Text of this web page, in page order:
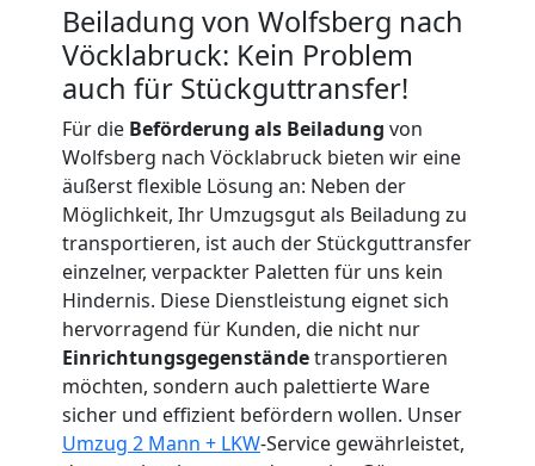
Beiladung von Wolfsberg nach
Vöcklabruck: Kein Problem
auch für Stückguttransfer!
Für die Beförderung als Beiladung von
Wolfsberg nach Vöcklabruck bieten wir eine
äußerst flexible Lösung an: Neben der
Möglichkeit, Ihr Umzugsgut als Beiladung zu
transportieren, ist auch der Stückguttransfer
einzelner, verpackter Paletten für uns kein
Hindernis. Diese Dienstleistung eignet sich
hervorragend für Kunden, die nicht nur
Einrichtungsgegenständetransportieren
möchten, sondern auch palettierte Ware
sicher und effizient befördern wollen. Unser
Umzug 2 Mann + LKW-Service gewährleistet,
Wolfsberg
Tragehilfe
Wolfsberg
Kleiner
Umzug
Wolfsberg